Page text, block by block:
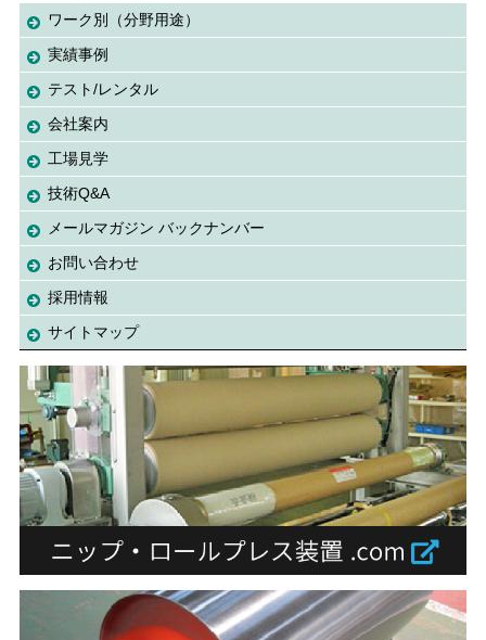
ワーク別（分野用途）
実績事例
テスト/レンタル
会社案内
工場見学
技術Q&A
メールマガジン バックナンバー
お問い合わせ
採用情報
サイトマップ